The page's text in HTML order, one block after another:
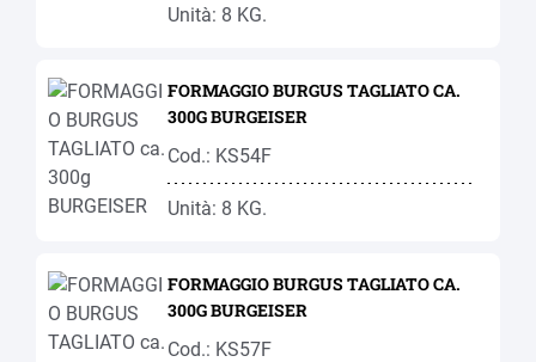
Unità: 8 KG.
FORMAGGIO BURGUS TAGLIATO CA.
300G BURGEISER
Cod.: KS54F
Unità: 8 KG.
FORMAGGIO BURGUS TAGLIATO CA.
300G BURGEISER
Cod.: KS57F